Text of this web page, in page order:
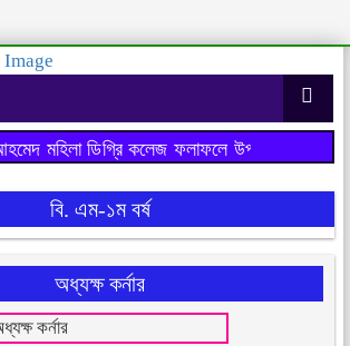
মহিলা ডিগ্রি কলেজ ফলাফলে উপজেলায় ১ম
বি. এম-১ম বর্ষ
অধ্যক্ষ কর্নার